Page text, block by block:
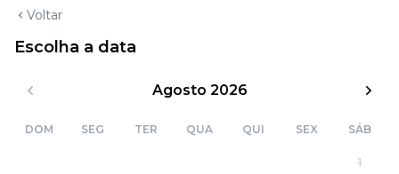
Voltar
Escolha a data
Agosto 2026
DOM SEG TER QUA QUI SEX SÁB
1